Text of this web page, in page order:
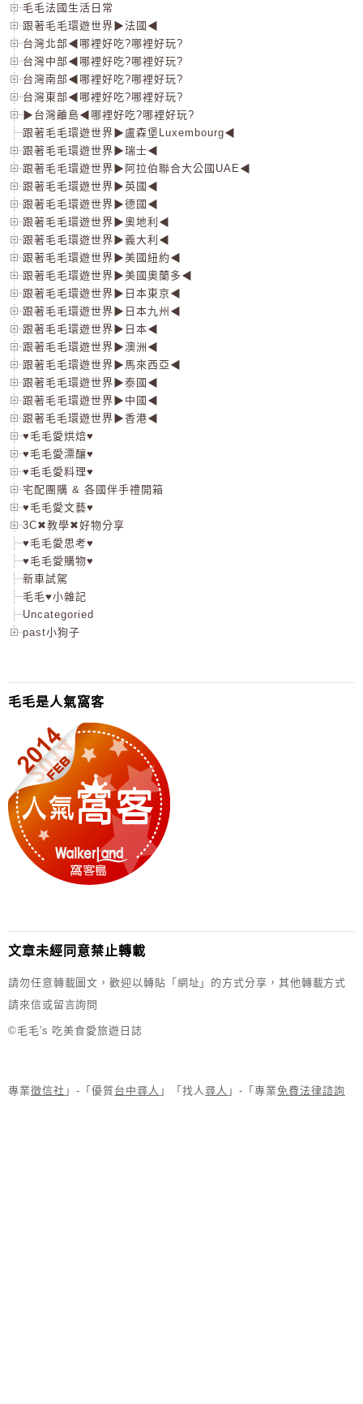
毛毛法國生活日常
跟著毛毛環遊世界▶法國◀
台灣北部◀哪裡好吃?哪裡好玩?
台灣中部◀哪裡好吃?哪裡好玩?
台灣南部◀哪裡好吃?哪裡好玩?
台灣東部◀哪裡好吃?哪裡好玩?
▶台灣離島◀哪裡好吃?哪裡好玩?
跟著毛毛環遊世界▶盧森堡Luxembourg◀
跟著毛毛環遊世界▶瑞士◀
跟著毛毛環遊世界▶阿拉伯聯合大公國UAE◀
跟著毛毛環遊世界▶英國◀
跟著毛毛環遊世界▶德國◀
跟著毛毛環遊世界▶奧地利◀
跟著毛毛環遊世界▶義大利◀
跟著毛毛環遊世界▶美國紐約◀
跟著毛毛環遊世界▶美國奧蘭多◀
跟著毛毛環遊世界▶日本東京◀
跟著毛毛環遊世界▶日本九州◀
跟著毛毛環遊世界▶日本◀
跟著毛毛環遊世界▶澳洲◀
跟著毛毛環遊世界▶馬來西亞◀
跟著毛毛環遊世界▶泰國◀
跟著毛毛環遊世界▶中國◀
跟著毛毛環遊世界▶香港◀
♥毛毛愛烘焙♥
♥毛毛愛漂釀♥
♥毛毛愛料理♥
宅配團購 & 各國伴手禮開箱
♥毛毛愛文藝♥
3C✖教學✖好物分享
♥毛毛愛思考♥
♥毛毛愛購物♥
新車試駕
毛毛♥小雜記
Uncategoried
past小狗子
毛毛是人氣窩客
文章未經同意禁止轉載
請勿任意轉載圖文，歡迎以轉貼「網址」的方式分享，其他轉載方式
請來信或留言詢問
©毛毛's 吃美食愛旅遊日誌
專業徵信社 」-「優質台中尋人 」「找人 尋人 」-「專業免費法律諮詢